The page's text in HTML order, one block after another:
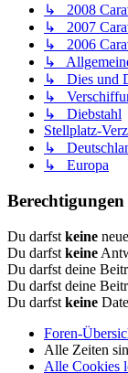
↳ 2008
↳ 2007
↳ 2006
↳
↳ Dies und
↳
↳ Diebstahl
Stellplatz-
↳
↳ Europa
Du darfst keine
Du darfst keine
Du darfst deine
Du darfst deine
Du darfst keine
Foren-
Alle Zeiten
Alle Cookies